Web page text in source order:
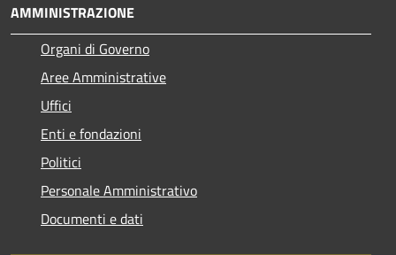
AMMINISTRAZIONE
Organi di Governo
Aree Amministrative
Uffici
Enti e fondazioni
Politici
Personale Amministrativo
Documenti e dati